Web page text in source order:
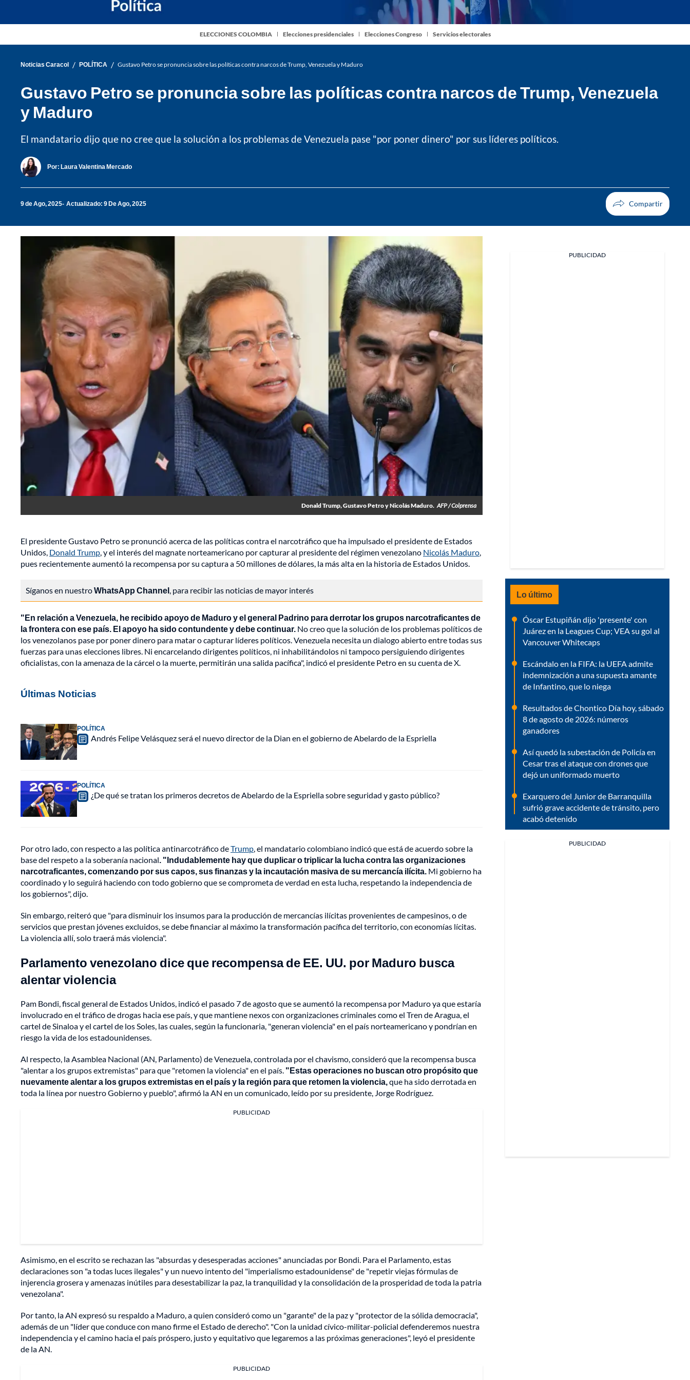
ELECCIONES COLOMBIA Elecciones presidenciales Elecciones Congreso Servicios electorales
Noticias Caracol / POLÍTICA / Gustavo Petro se pronuncia sobre las políticas contra narcos de Trump, Venezuela y Maduro
Gustavo Petro se pronuncia sobre las políticas contra narcos de Trump, Venezuela
y Maduro
El mandatario dijo que no cree que la solución a los problemas de Venezuela pase "por poner dinero" por sus líderes políticos.
Por: Laura Valentina Mercado
9 de Ago, 2025 Actualizado: 9 De Ago, 2025
Donald Trump, Gustavo Petro y Nicolás Maduro. AFP / Colprensa
El presidente Gustavo Petro se pronunció acerca de las políticas contra el narcotráfico que ha impulsado el presidente de Estados
Unidos, Donald Trump, y el interés del magnate norteamericano por capturar al presidente del régimen venezolano Nicolás Maduro,
pues recientemente aumentó la recompensa por su captura a 50 millones de dólares, la más alta en la historia de Estados Unidos.
Síganos en nuestroWhatsApp Channel, para recibir las noticias de mayor interés
"En relación a Venezuela, he recibido apoyo de Maduro y el general Padrino para derrotar los grupos narcotraficantes de
la frontera con ese país. El apoyo ha sido contundente y debe continuar. No creo que la solución de los problemas políticos de
los venezolanos pase por poner dinero para matar o capturar líderes políticos. Venezuela necesita un dialogo abierto entre todas sus
fuerzas para unas elecciones libres. Ni encarcelando dirigentes políticos, ni inhabilitándolos ni tampoco persiguiendo dirigentes
oficialistas, con la amenaza de la cárcel o la muerte, permitirán una salida pacífica", indicó el presidente Petro en su cuenta de X.
Últimas Noticias
POLÍTICA
Andrés Felipe Velásquez será el nuevo director de la Dian en el gobierno de Abelardo de la Espriella
POLÍTICA
¿De qué se tratan los primeros decretos de Abelardo de la Espriella sobre seguridad y gasto público?
Por otro lado, con respecto a las política antinarcotráfico deTrump, el mandatario colombiano indicó que está de acuerdo sobre la
base del respeto a la soberanía nacional. "Indudablemente hay que duplicar o triplicar la lucha contra las organizaciones
narcotraficantes, comenzando por sus capos, sus finanzas y la incautación masiva de su mercancía ilícita. Mi gobierno ha
coordinado y lo seguirá haciendo con todo gobierno que se comprometa de verdad en esta lucha, respetando la independencia de
los gobiernos", dijo.
Sin embargo, reiteró que "para disminuir los insumos para la producción de mercancías ilícitas provenientes de campesinos, o de
servicios que prestan jóvenes excluidos, se debe financiar al máximo la transformación pacífica del territorio, con economías lícitas.
La violencia allí, solo traerá más violencia".
Parlamento venezolano dice que recompensa de EE. UU. por Maduro busca
alentar violencia
Pam Bondi, fiscal general de Estados Unidos, indicó el pasado 7 de agosto que se aumentó la recompensa por Maduro ya que estaría
involucrado en el tráfico de drogas hacia ese país, y que mantiene nexos con organizaciones criminales como el Tren de Aragua, el
cartel de Sinaloa y el cartel de los Soles, las cuales, según la funcionaria, "generan violencia" en el país norteamericano y pondrían en
riesgo la vida de los estadounidenses.
Al respecto, la Asamblea Nacional (AN, Parlamento) de Venezuela, controlada por el chavismo, consideró que la recompensa busca
"alentar a los grupos extremistas" para que "retomen la violencia" en el país. "Estas operaciones no buscan otro propósito que
nuevamente alentar a los grupos extremistas en el país y la región para que retomen la violencia,que ha sido derrotada en
toda la línea por nuestro Gobierno y pueblo", afirmó la AN en un comunicado, leído por su presidente, Jorge Rodríguez.
PUBLICIDAD
Asimismo, en el escrito se rechazan las "absurdas y desesperadas acciones" anunciadas por Bondi. Para el Parlamento, estas
declaraciones son "a todas luces ilegales" y un nuevo intento del "imperialismo estadounidense" de "repetir viejas fórmulas de
injerencia grosera y amenazas inútiles para desestabilizar la paz, la tranquilidad y la consolidación de la prosperidad de toda la patria
venezolana".
Por tanto, la AN expresó su respaldo a Maduro, a quien consideró como un "garante" de la paz y "protector de la sólida democracia",
además de un "líder que conduce con mano firme el Estado de derecho". "Con la unidad cívico-militar-policial defenderemos nuestra
independencia y el camino hacia el país próspero, justo y equitativo que legaremos a las próximas generaciones", leyó el presidente
de la AN.
PUBLICIDAD
PUBLICIDAD
Lo último
Óscar Estupiñán dijo 'presente' con
Juárez en la Leagues Cup; VEA su gol al
Vancouver Whitecaps
Escándalo en la FIFA: la UEFA admite
indemnización a una supuesta amante
de Infantino, que lo niega
Resultados de Chontico Día hoy, sábado
8 de agosto de 2026: números
ganadores
Así quedó la subestación de Policía en
Cesar tras el ataque con drones que
dejó un uniformado muerto
Exarquero del Junior de Barranquilla
sufrió grave accidente de tránsito, pero
acabó detenido
PUBLICIDAD